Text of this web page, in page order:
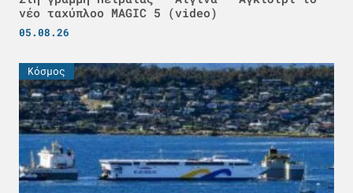
νέο ταχύπλοο MAGIC 5 (video)
05.08.26
Κόσμος